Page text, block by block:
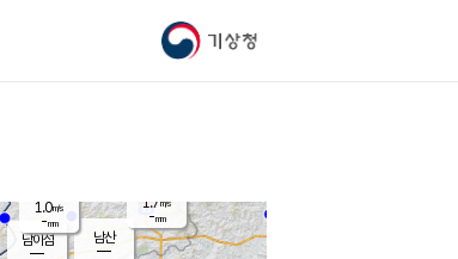
기상청
남이섬
남산
1.0m/s
-mm
1.7 m/s
-mm